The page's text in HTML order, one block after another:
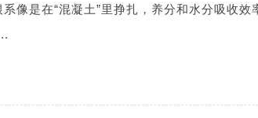
像是在“混凝土”里挣扎，养分和水分吸收